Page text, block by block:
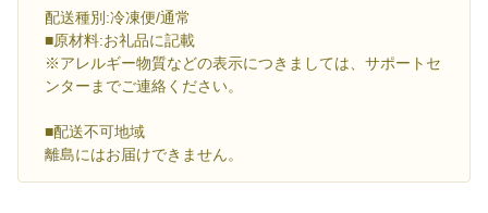
配送種別:冷凍便/通常
■原材料:お礼品に記載
※アレルギー物質などの表示につきましては、サポートセ
ンターまでご連絡ください。
■配送不可地域
離島にはお届けできません。